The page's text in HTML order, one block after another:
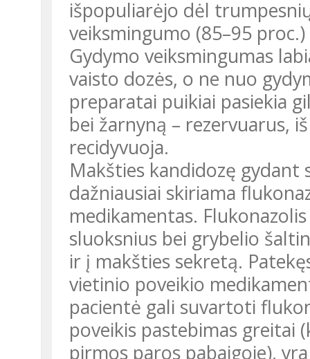
išpopuliarėjo dėl
veiksmingumo (85–95
Gydymo veiksmingumas
vaisto dozės, o ne nuo
preparatai puikiai pasiekia
bei žarnyną – rezervuarus,
recidyvuoja.
Makšties kandidozę
dažniausiai skiriama
medikamentas.
sluoksnius bei grybelio
ir į makšties sekretą.
vietinio poveikio
pacientė gali suvartoti
poveikis pastebimas greitai
pirmos paros pabaigoje),